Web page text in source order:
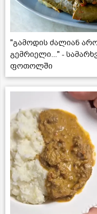
"გამოდის ძალიან
გემრიელი..." -
ფოთოლში